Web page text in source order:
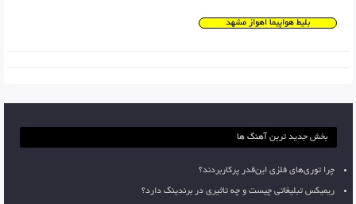
بلیط هواپیما اهواز مشهد
بخش جدید ترین آهنگ ها
چرا توری‌های فلزی این‌قدر پرکاربردند؟
ریمیکس تبلیغاتی چیست و چه تاثیری در برندینگ دارد؟